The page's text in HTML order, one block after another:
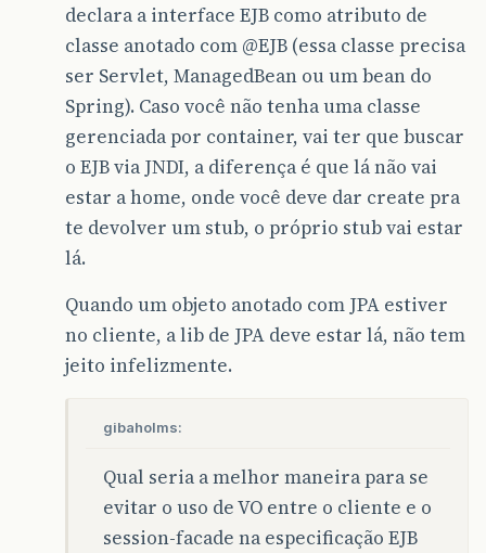
declara a interface EJB como atributo de
classe anotado com @EJB (essa classe precisa
ser Servlet, ManagedBean ou um bean do
Spring). Caso você não tenha uma classe
gerenciada por container, vai ter que buscar
o EJB via JNDI, a diferença é que lá não vai
estar a home, onde você deve dar create pra
te devolver um stub, o próprio stub vai estar
lá.
Quando um objeto anotado com JPA estiver
no cliente, a lib de JPA deve estar lá, não tem
jeito infelizmente.
gibaholms:
Qual seria a melhor maneira para se
evitar o uso de VO entre o cliente e o
session-facade na especificação EJB